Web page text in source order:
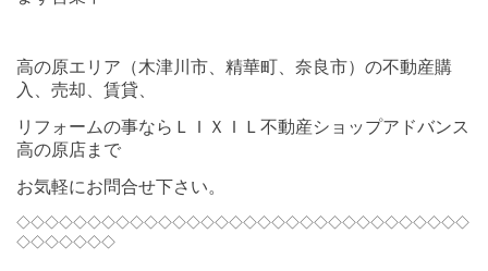
高の原エリア（木津川市、精華町、奈良市）の不動産購
入、売却、賃貸、
リフォームの事ならＬＩＸＩＬ不動産ショップアドバンス
高の原店まで
お気軽にお問合せ下さい。
◇◇◇◇◇◇◇◇◇◇◇◇◇◇◇◇◇◇◇◇◇◇◇◇◇◇◇◇◇◇◇◇
◇◇◇◇◇◇◇